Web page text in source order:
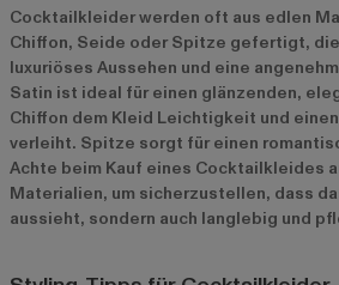
Cocktailkleider werden oft aus edlen
Chiffon, Seide oder Spitze gefertigt,
luxuriöses Aussehen und eine
Satin ist ideal für einen glänzenden,
Chiffon dem Kleid Leichtigkeit und
verleiht. Spitze sorgt für einen
Achte beim Kauf eines Cocktailkleides
Materialien, um sicherzustellen, dass
aussieht, sondern auch langlebig und